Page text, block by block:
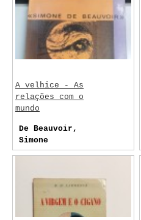
A velhice - As
relações com o
mundo
De Beauvoir,
Simone